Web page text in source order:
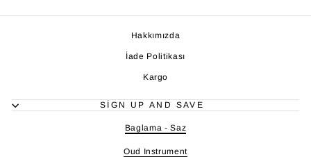
Hakkımızda
İade Politikası
Kargo
SIGN UP AND SAVE
Baglama - Saz
Oud Instrument